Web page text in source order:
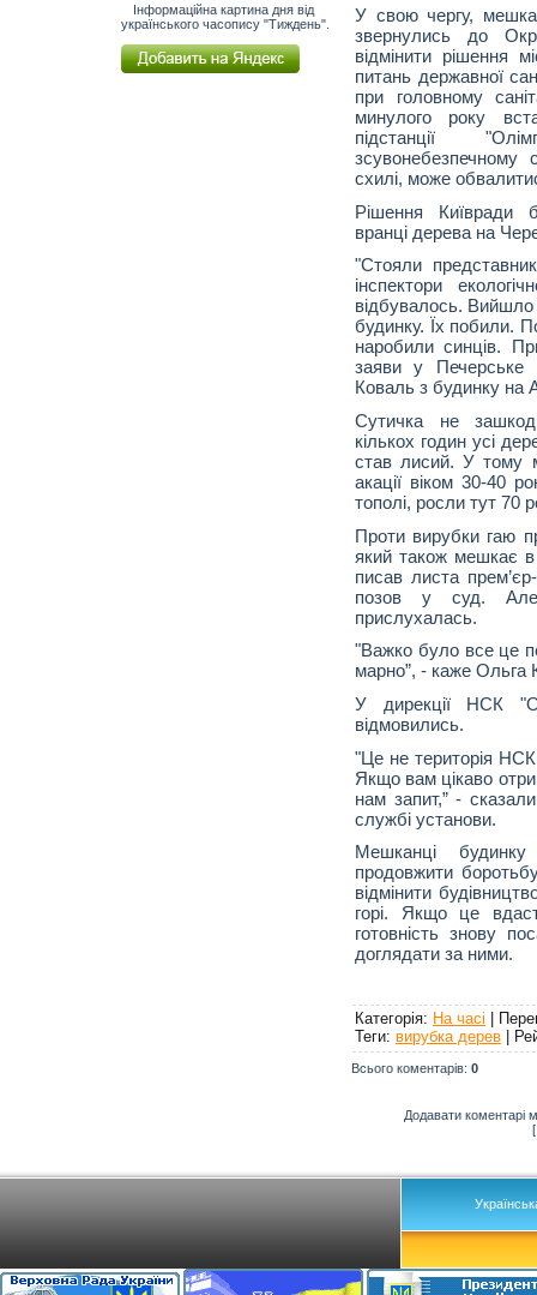
Інформаційна картина дня від
українського часопису "Тиждень".
У свою чергу,
звернулись до
відмінити рішення
питань державної
при головному
минулого року
підстанції
схилі, може
Рішення Київради
вранці дерева на
"Стояли
інспектори
відбувалось. Вийшло
будинку. Їх побили.
наробили синців.
заяви у
Коваль з будинку на
Сутичка не
кількох годин усі
став лисий. У тому
акації віком 30-40
тополі, росли тут 70
Проти вирубки гаю
який також мешкає
писав листа
позов у суд.
прислухалась.
"Важко було все це
марно”, - каже Ольга
У дирекції НСК
відмовились.
"Це не територія
Якщо вам цікаво
нам запит,” -
службі установи.
Мешканці
продовжити
відмінити
горі. Якщо це
готовність знову
доглядати за ними.
Категорія: На часі |
Теги: вирубка дерев |
Всього коментарів: 0
Додавати коментарі